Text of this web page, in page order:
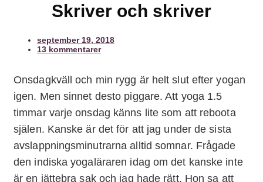
Skriver och skriver
september 19, 2018
13 kommentarer
Onsdagkväll och min rygg är helt slut efter yogan
igen. Men sinnet desto piggare. Att yoga 1.5
timmar varje onsdag känns lite som att reboota
själen. Kanske är det för att jag under de sista
avslappningsminutrarna alltid somnar. Frågade
den indiska yogaläraren idag om det kanske inte
är en jättebra sak och jag hade rätt. Hon sa att